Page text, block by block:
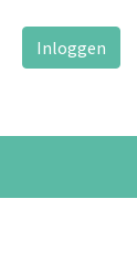
Inloggen